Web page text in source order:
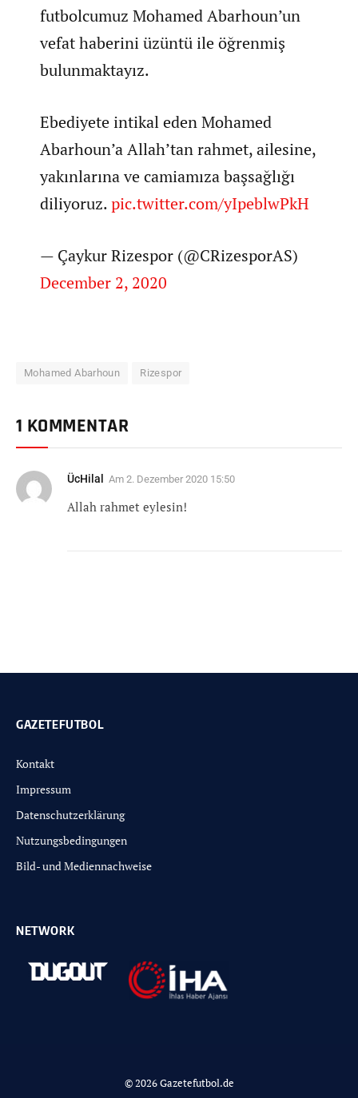
futbolcumuz Mohamed Abarhoun’un
vefat haberini üzüntü ile öğrenmiş
bulunmaktayız.
Ebediyete intikal eden Mohamed
Abarhoun’a Allah’tan rahmet, ailesine,
yakınlarına ve camiamıza başsağlığı
diliyoruz.pic.twitter.com/yIpeblwPkH
— Çaykur Rizespor (@CRizesporAS)
December 2, 2020
Mohamed Abarhoun Rizespor
1 KOMMENTAR
ÜcHilal Am 2. Dezember 2020 15:50
Allah rahmet eylesin!
GAZETEFUTBOL
Kontakt
Impressum
Datenschutzerklärung
Nutzungsbedingungen
Bild- und Mediennachweise
NETWORK
© 2026 Gazetefutbol.de